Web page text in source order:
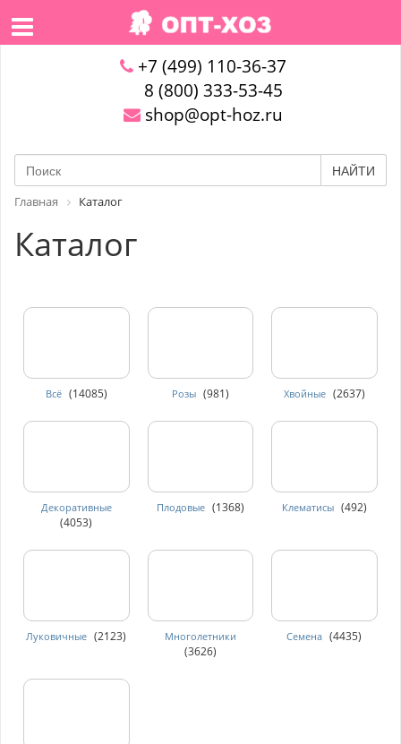
+7 (499) 110-36-37
8 (800) 333-53-45
shop@opt-hoz.ru
НАЙТИ
Главная Каталог
Каталог
Всё (14085) Розы (981) Хвойные (2637)
Декоративные
(4053)
Плодовые (1368) Клематисы (492)
Луковичные (2123) Многолетники
(3626)
Семена (4435)